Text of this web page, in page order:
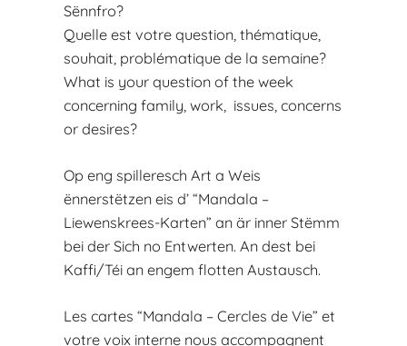
Sënnfro?
Quelle est votre question, thématique,
souhait, problématique de la semaine?
What is your question of the week
concerning family, work, issues, concerns
or desires?
Op eng spilleresch Art a Weis
ënnerstëtzen eis d’ “Mandala –
Liewenskrees-Karten” an är inner Stëmm
bei der Sich no Entwerten. An dest bei
Kaffi/Téi an engem flotten Austausch.
Les cartes “Mandala – Cercles de Vie” et
votre voix interne nous accompagnent